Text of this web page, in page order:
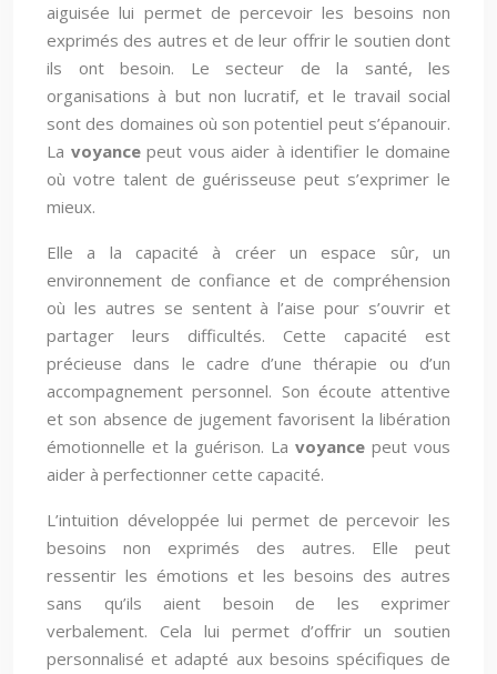
aiguisée lui permet de percevoir les besoins non
exprimés des autres et de leur offrir le soutien dont
ils ont besoin. Le secteur de la santé, les
organisations à but non lucratif, et le travail social
sont des domaines où son potentiel peut s’épanouir.
La voyance peut vous aider à identifier le domaine
où votre talent de guérisseuse peut s’exprimer le
mieux.
Elle a la capacité à créer un espace sûr, un
environnement de confiance et de compréhension
où les autres se sentent à l’aise pour s’ouvrir et
partager leurs difficultés. Cette capacité est
précieuse dans le cadre d’une thérapie ou d’un
accompagnement personnel. Son écoute attentive
et son absence de jugement favorisent la libération
émotionnelle et la guérison. La voyance peut vous
aider à perfectionner cette capacité.
L’intuition développée lui permet de percevoir les
besoins non exprimés des autres. Elle peut
ressentir les émotions et les besoins des autres
sans qu’ils aient besoin de les exprimer
verbalement. Cela lui permet d’offrir un soutien
personnalisé et adapté aux besoins spécifiques de